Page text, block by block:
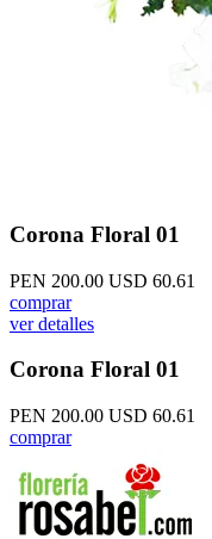
Corona Floral 01
PEN 200.00 USD 60.61
comprar
ver detalles
Corona Floral 01
PEN 200.00 USD 60.61
comprar